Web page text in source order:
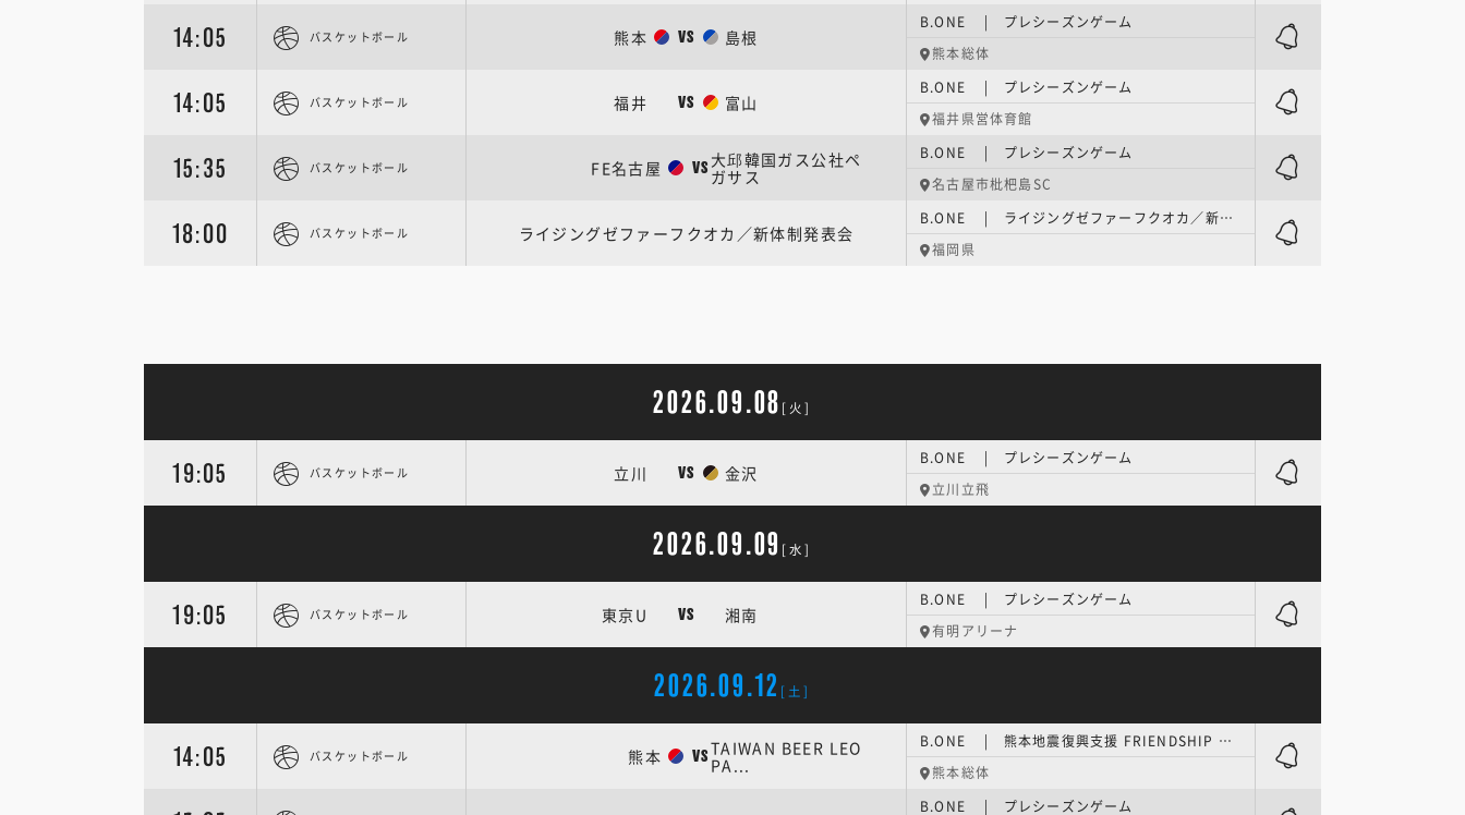
14:05 バスケットボール 熊本 VS 島根
B.ONE | プレシーズンゲーム
熊本総体
14:05 バスケットボール 福井 VS 富山
B.ONE | プレシーズンゲーム
福井県営体育館
15:35 バスケットボール FE名古屋 VS 大邱韓国ガス公社ペ
ガサス
B.ONE | プレシーズンゲーム
名古屋市枇杷島SC
18:00 バスケットボール ライジングゼファーフクオカ／新体制発表会
B.ONE | ライジングゼファーフクオカ／新体制発表会
福岡県
2026.09.08 [火]
19:05 バスケットボール 立川 VS 金沢
B.ONE | プレシーズンゲーム
立川立飛
2026.09.09 [水]
19:05 バスケットボール 東京U VS 湘南
B.ONE | プレシーズンゲーム
有明アリーナ
2026.09.12 [土]
14:05 バスケットボール 熊本 VSTAIWAN BEER LEO
PA...
B.ONE | 熊本地震復興支援 FRIENDSHIP MATCH
熊本総体
B.ONE | プレシーズンゲーム